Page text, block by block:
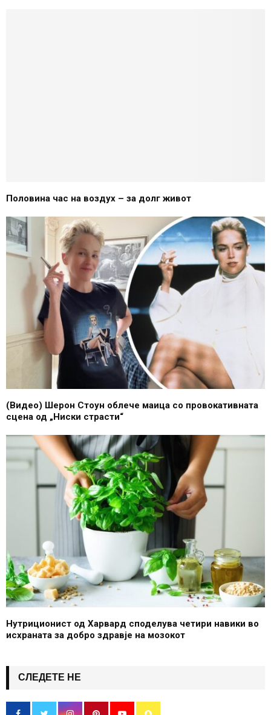
Половина час на воздух – за долг живот
(Видео) Шерон Стоун облече маица со провокативната
сцена од „Ниски страсти“
Нутриционист од Харвард споделува четири навики во
исхраната за добро здравје на мозокот
СЛЕДЕТЕ НЕ